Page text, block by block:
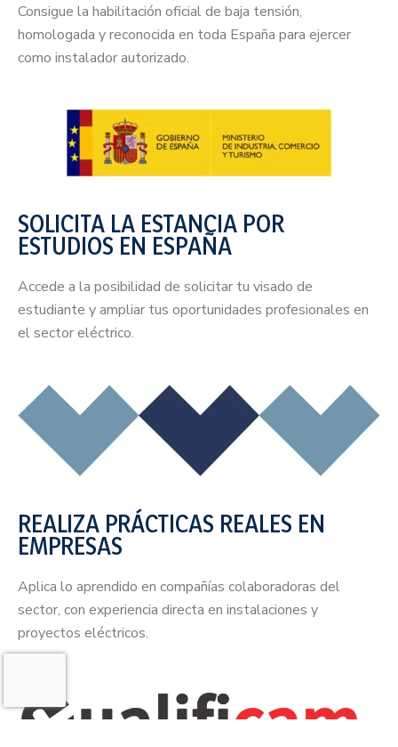
Consigue la habilitación oficial de baja tensión,
homologada y reconocida en toda España para ejercer
como instalador autorizado.
SOLICITA LA ESTANCIA POR
ESTUDIOS EN ESPAÑA
Accede a la posibilidad de solicitar tu visado de
estudiante y ampliar tus oportunidades profesionales en
el sector eléctrico.
REALIZA PRÁCTICAS REALES EN
EMPRESAS
Aplica lo aprendido en compañías colaboradoras del
sector, con experiencia directa en instalaciones y
proyectos eléctricos.